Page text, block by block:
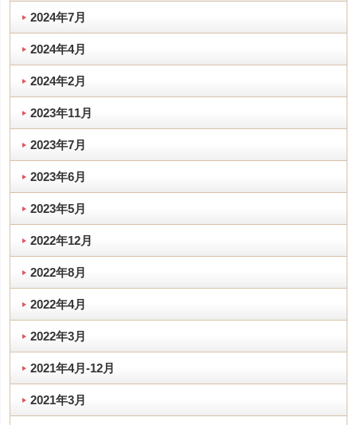
2024年7月
2024年4月
2024年2月
2023年11月
2023年7月
2023年6月
2023年5月
2022年12月
2022年8月
2022年4月
2022年3月
2021年4月-12月
2021年3月